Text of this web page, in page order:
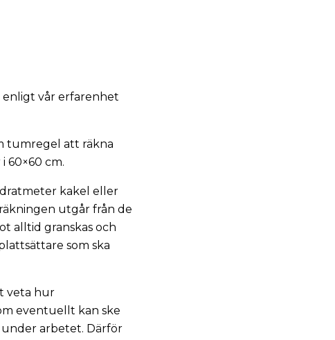
enligt vår erfarenhet
tumregel att räkna
60×60 cm.
kakel eller
utgår från de
alltid granskas och
som ska
veta hur
eventuellt kan ske
arbetet. Därför